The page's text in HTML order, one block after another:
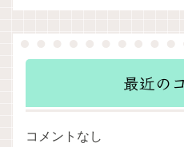
最近の
コメントなし